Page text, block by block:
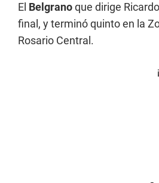
El Belgranoque dirige
final, y terminó quinto en la
Rosario Central.